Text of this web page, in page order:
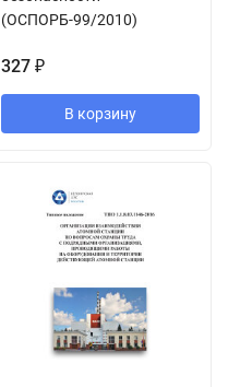
(ОСПОРБ-99/2010)
327 ₽
В корзину